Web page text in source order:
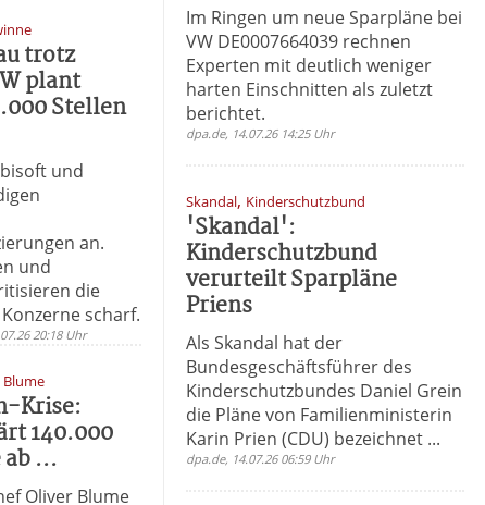
trotz
plant
Stellen
und
an.
und
die
scharf.
20:18 Uhr
Blume
Krise:
140.000
...
Oliver Blume
Im Ringen um neue Sparpläne bei
VW DE0007664039 rechnen
Experten mit deutlich weniger
harten Einschnitten als zuletzt
berichtet.
dpa.de, 14.07.26 14:25 Uhr
Skandal, Kinderschutzbund
'Skandal':
Kinderschutzbund
verurteilt Sparpläne
Priens
Als Skandal hat der
Bundesgeschäftsführer des
Kinderschutzbundes Daniel Grein
die Pläne von Familienministerin
Karin Prien (CDU) bezeichnet ...
dpa.de, 14.07.26 06:59 Uhr